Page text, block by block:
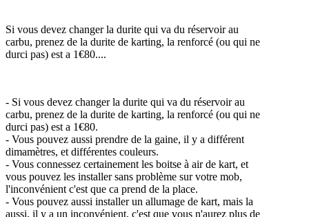
Si vous devez changer la durite qui va du réservoir au
carbu, prenez de la durite de karting, la renforcé (ou qui ne
durci pas) est a 1€80....
- Si vous devez changer la durite qui va du réservoir au
carbu, prenez de la durite de karting, la renforcé (ou qui ne
durci pas) est a 1€80.
- Vous pouvez aussi prendre de la gaine, il y a différent
dimamètres, et différentes couleurs.
- Vous connessez certainement les boitse à air de kart, et
vous pouvez les installer sans problème sur votre mob,
l'inconvénient c'est que ca prend de la place.
- Vous pouvez aussi installer un allumage de kart, mais la
aussi, il y a un inconvénient, c'est que vous n'aurez plus de